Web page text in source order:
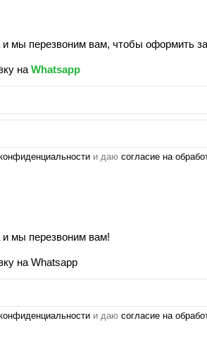
мы перезвоним вам, чтобы оформить
на Whatsapp
и даю согласие на
мы перезвоним вам!
на Whatsapp
и даю согласие на